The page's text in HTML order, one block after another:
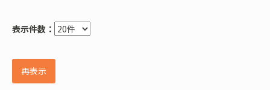
表示件数：
再表示